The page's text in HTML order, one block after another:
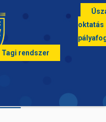
Tagi rendszer
oktatás